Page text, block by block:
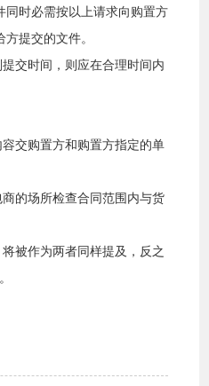
同时必需按以上请求向购置方
提交的文件。
交时间，则应在合理时间内
交购置方和购置方指定的单
的场所检查合同范围内与货
被作为两者同样提及，反之